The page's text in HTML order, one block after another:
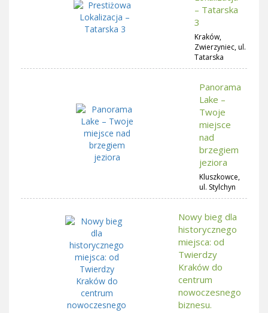
– Tatarska
3
Kraków,
Zwierzyniec, ul.
Tatarska
Panorama
Lake –
Twoje
miejsce
nad
brzegiem
jeziora
Kluszkowce,
ul. Stylchyn
Nowy bieg dla
historycznego
miejsca: od
Twierdzy
Kraków do
centrum
nowoczesnego
biznesu.